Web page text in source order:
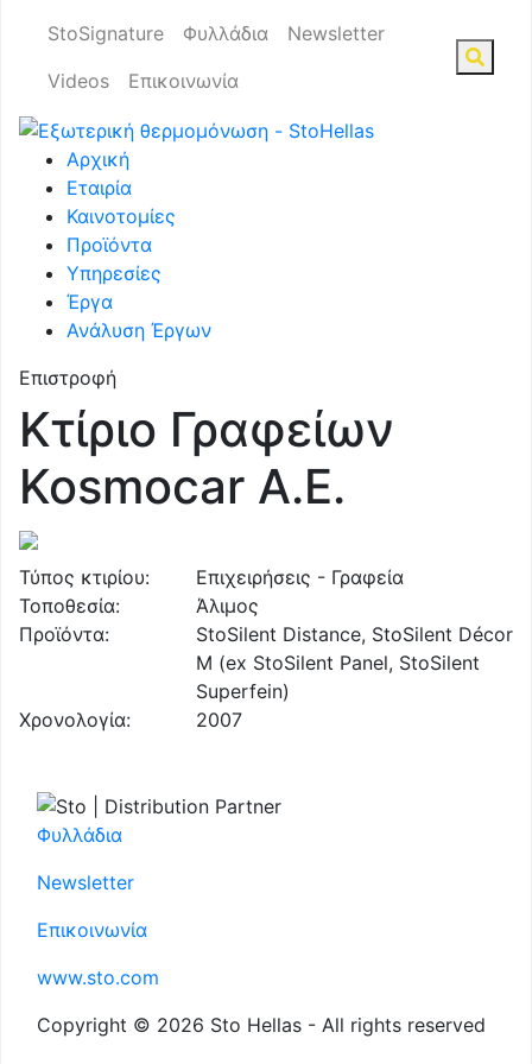
StoSignature Φυλλάδια
Newsletter
Videos
Επικοινωνία
Αρχική
Εταιρία
Καινοτομίες
Προϊόντα
Υπηρεσίες
Έργα
Ανάλυση Έργων
Επιστροφή
Κτίριο Γραφείων
Kosmocar A.E.
Τύπος κτιρίου:
Επιχειρήσεις - Γραφεία
Τοποθεσία:
Άλιμος
Προϊόντα:
StoSilent Distance, StoSilent Décor
M (ex StoSilent Panel, StoSilent
Superfein)
Χρονολογία:
2007
Φυλλάδια
Newsletter
Επικοινωνία
www.sto.com
Copyright © 2026 Sto Hellas - All rights reserved